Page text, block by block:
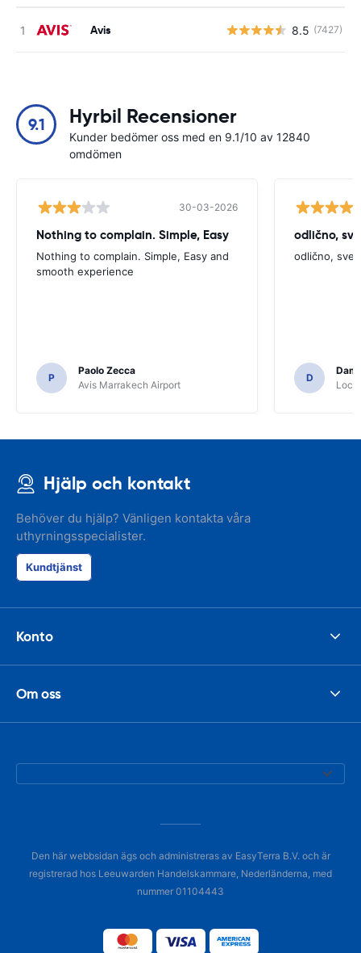
Avis 8.5 (7427)
9.1 Hyrbil Recensioner
Kunder bedömer oss med en 9.1/10 av 12840
omdömen
30-03-2026
Nothing to complain. Simple, Easy
Nothing to complain. Simple, Easy and
smooth experience
P
Paolo Zecca
Avis Marrakech Airport
odlično,
odlično, sve
D
Hjälp och kontakt
Behöver du hjälp? Vänligen kontakta våra
uthyrningsspecialister.
Kundtjänst
Konto
Om oss
Den här webbsidan ägs och administreras av EasyTerra B.V. och är
registrerad hos Leeuwarden Handelskammare, Nederländerna, med
nummer 01104443